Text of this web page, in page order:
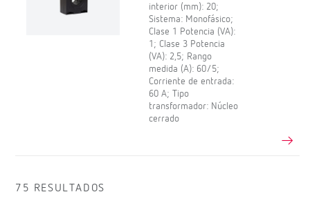
interior (mm): 20;
Sistema: Monofásico;
Clase 1 Potencia (VA):
1; Clase 3 Potencia
(VA): 2,5; Rango
medida (A): 60/5;
Corriente de entrada:
60 A; Tipo
transformador: Núcleo
cerrado
75 RESULTADOS